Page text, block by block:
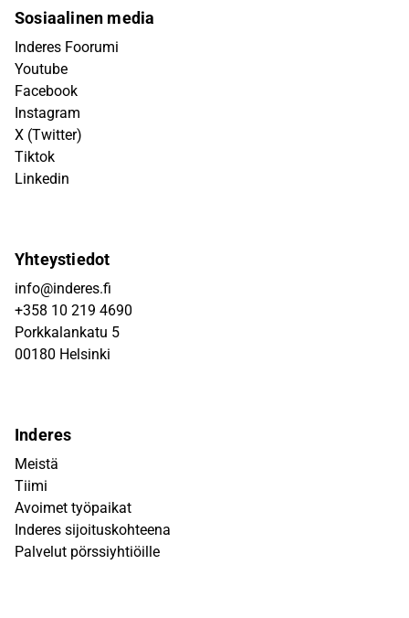
Sosiaalinen media
Inderes Foorumi
Youtube
Facebook
Instagram
X (Twitter)
Tiktok
Linkedin
Yhteystiedot
info@inderes.fi
+358 10 219 4690
Porkkalankatu 5
00180 Helsinki
Inderes
Meistä
Tiimi
Avoimet työpaikat
Inderes sijoituskohteena
Palvelut pörssiyhtiöille